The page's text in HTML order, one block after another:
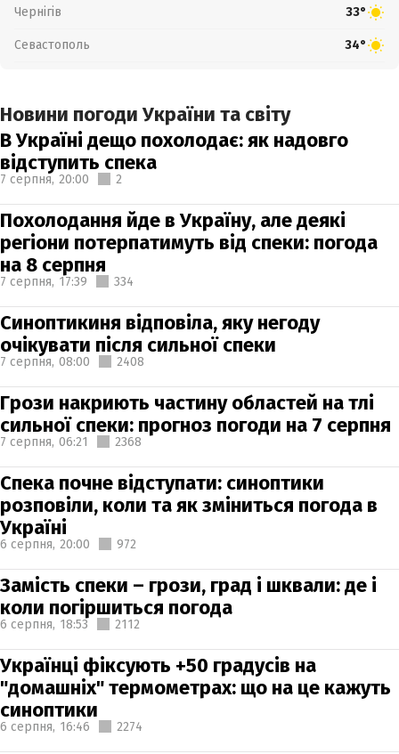
Чернігів 33°
Севастополь 34°
Новини погоди України та світу
В Україні дещо похолодає: як надовго
відступить спека
7 серпня, 20:00 2
Похолодання йде в Україну, але деякі
регіони потерпатимуть від спеки: погода
на 8 серпня
7 серпня, 17:39 334
Синоптикиня відповіла, яку негоду
очікувати після сильної спеки
7 серпня, 08:00 2408
Грози накриють частину областей на тлі
сильної спеки: прогноз погоди на 7 серпня
7 серпня, 06:21 2368
Спека почне відступати: синоптики
розповіли, коли та як зміниться погода в
Україні
6 серпня, 20:00 972
Замість спеки – грози, град і шквали: де і
коли погіршиться погода
6 серпня, 18:53 2112
Українці фіксують +50 градусів на
"домашніх" термометрах: що на це кажуть
синоптики
6 серпня, 16:46 2274